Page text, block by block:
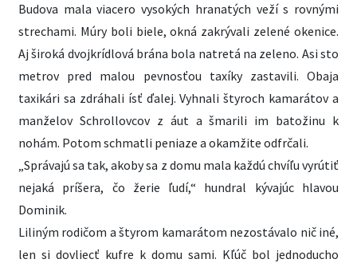
Budova mala viacero vysokých hranatých veží s rovnými
strechami. Múry boli biele, okná zakrývali zelené okenice.
Aj široká dvojkrídlová brána bola natretá na zeleno. Asi sto
metrov pred malou pevnosťou taxíky zastavili. Obaja
taxikári sa zdráhali ísť ďalej. Vyhnali štyroch kamarátov a
manželov Schrollovcov z áut a šmarili im batožinu k
nohám. Potom schmatli peniaze a okamžite odfrčali.
„Správajú sa tak, akoby sa z domu mala každú chvíľu vyrútiť
nejaká príšera, čo žerie ľudí,“ hundral kývajúc hlavou
Dominik.
Liliným rodičom a štyrom kamarátom nezostávalo nič iné,
len si dovliecť kufre k domu sami. Kľúč bol jednoducho